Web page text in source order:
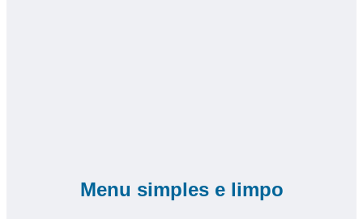
Menu simples e limpo